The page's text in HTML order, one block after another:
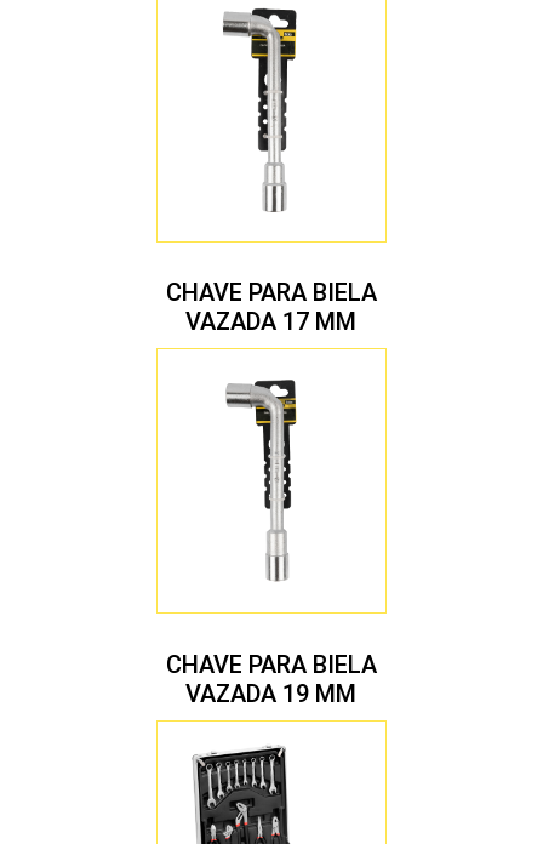
CHAVE PARA BIELA
VAZADA 17 MM
CHAVE PARA BIELA
VAZADA 19 MM